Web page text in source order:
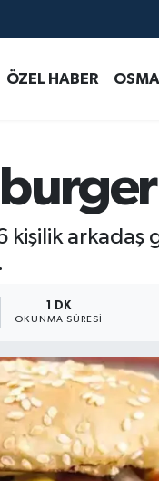
ÖZEL HABER
kişilik arkadaş
1 DK
OKUNMA SÜRESI